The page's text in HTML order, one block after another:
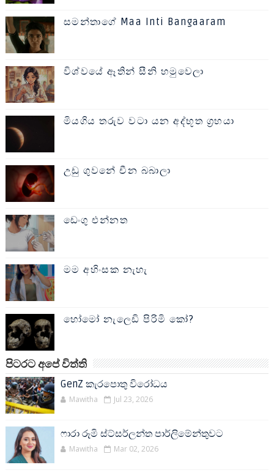
සමන්තාගේ Maa Inti Bangaaram
විශ්වයේ ඈතින් සීනි හමුවෙලා
මියගිය තරුව වටා යන අද්භූත ග්‍රහයා
උඩු ගුවනේ චීන බබාලා
ඩෙංගු එන්නත
මම අහිංසක නැහැ
හෝමෝ නැලෙඩි පිරිමි කෝ?
පිටරට අපේ විත්ති
GenZ කැරපොතු විරෝධය
Mawitha Jul 23, 2026
ෆාරා රූමි ස්ට්සර්ලන්ත පාර්ලිමේන්තුවට
Mawitha Mar 02, 2026